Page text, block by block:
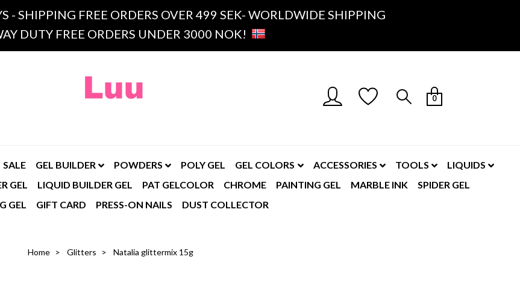
- SHIPPING FREE ORDERS OVER 499 SEK- WORLDWIDE SHIPPING
DUTY FREE ORDERS UNDER 3000 NOK!
0
SALE GEL BUILDER POWDERS POLY GEL GEL COLORS ACCESSORIES TOOLS
LIQUIDS
GEL LIQUID BUILDER GEL PAT GELCOLOR CHROME PAINTING GEL MARBLE INK
SPIDER GEL
GEL
GIFT CARD PRESS-ON NAILS DUST COLLECTOR
Home Glitters Natalia glittermix 15g